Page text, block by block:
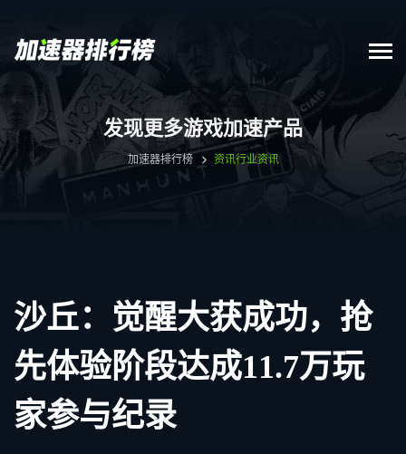
发现更多游戏加速产品
加速器排行榜 资讯行业资讯
沙丘：觉醒大获成功，抢
先体验阶段达成11.7万玩
家参与纪录